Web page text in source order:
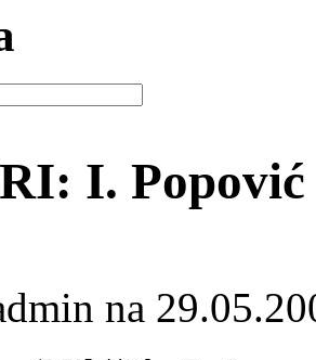
I. Popović
na